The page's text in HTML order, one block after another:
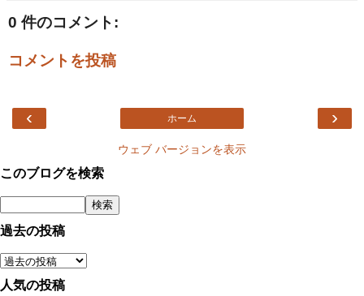
0 件のコメント:
コメントを投稿
‹ ›
ホーム
ウェブ バージョンを表示
このブログを検索
過去の投稿
人気の投稿